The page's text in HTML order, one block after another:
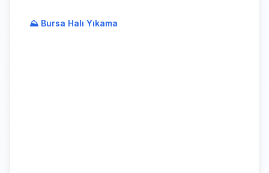
⛰️ Bursa Halı Yıkama